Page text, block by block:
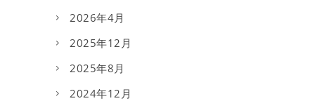
2026年4月
2025年12月
2025年8月
2024年12月